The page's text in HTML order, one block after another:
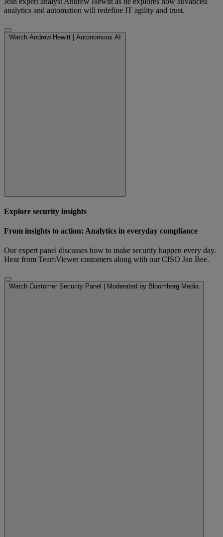
analytics and automation will redefine IT agility and trust.
Watch Andrew Hewitt | Autonomous AI
Explore security insights
From insights to action: Analytics in everyday compliance
Our expert panel discusses how to make security happen every day.
Hear from TeamViewer customers along with our CISO Jan Bee.
Watch Customer Security Panel | Moderated by Bloomberg Media